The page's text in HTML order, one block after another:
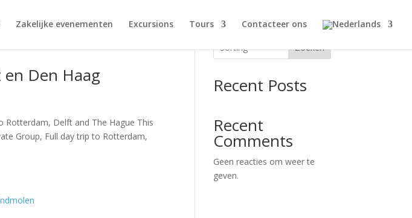
Zakelijke evenementen Excursions Tours Contacteer ons
Den Haag
Rotterdam, Delft and The Hague This
Group, Full day trip to Rotterdam,
Zoeken
Recent Posts
Recent
Comments
Geen reacties om weer te
geven.